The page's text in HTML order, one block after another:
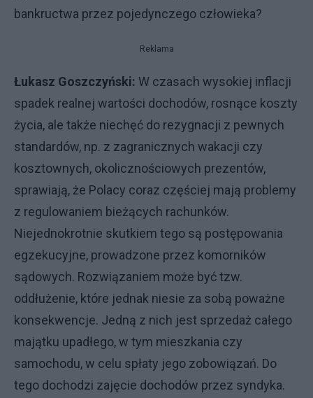
bankructwa przez pojedynczego człowieka?
Reklama
Łukasz Goszczyński: W czasach wysokiej inflacji
spadek realnej wartości dochodów, rosnące koszty
życia, ale także niechęć do rezygnacji z pewnych
standardów, np. z zagranicznych wakacji czy
kosztownych, okolicznościowych prezentów,
sprawiają, że Polacy coraz częściej mają problemy
z regulowaniem bieżących rachunków.
Niejednokrotnie skutkiem tego są postępowania
egzekucyjne, prowadzone przez komorników
sądowych. Rozwiązaniem może być tzw.
oddłużenie, które jednak niesie za sobą poważne
konsekwencje. Jedną z nich jest sprzedaż całego
majątku upadłego, w tym mieszkania czy
samochodu, w celu spłaty jego zobowiązań. Do
tego dochodzi zajęcie dochodów przez syndyka.